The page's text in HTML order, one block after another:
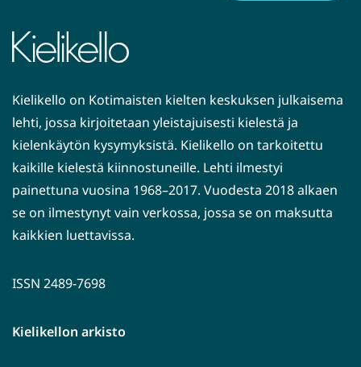
Kielikello on Kotimaisten kielten keskuksen julkaisema
lehti, jossa kirjoitetaan yleistajuisesti kielestä ja
kielenkäytön kysymyksistä. Kielikello on tarkoitettu
kaikille kielestä kiinnostuneille. Lehti ilmestyi
painettuna vuosina 1968–2017. Vuodesta 2018 alkaen
se on ilmestynyt vain verkossa, jossa se on maksutta
kaikkien luettavissa.
ISSN 2489-7698
Kielikellon arkisto